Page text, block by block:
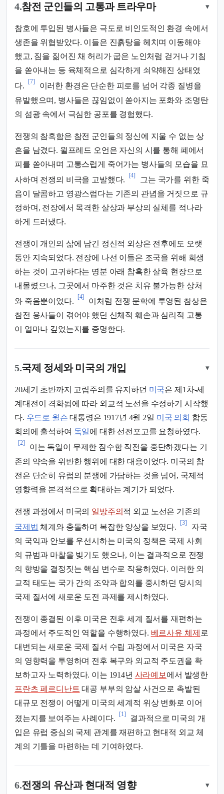
4.참전 군인들의 고통과 트라우마 ▾
참호에 투입된 병사들은 극도로 비인도적인 환경 속에서
생존을 위협받았다. 이들은 진흙탕을 헤치며 이동해야
했고, 짐을 짊어진 채 허리가 굽은 노인처럼 걷거나 기침
을 쏟아내는 등 육체적으로 심각하게 쇠약해진 상태였
다.
[7]
이러한 환경은 단순한 피로를 넘어 각종 질병을
유발했으며, 병사들은 끊임없이 쏟아지는 포화와 조명탄
의 섬광 속에서 극심한 공포를 경험했다.
전쟁의 참혹함은 참전 군인들의 정신에 지울 수 없는 상
흔을 남겼다. 윌프레드 오언은 자신의 시를 통해 폐에서
피를 쏟아내며 고통스럽게 죽어가는 병사들의 모습을 묘
사하며 전쟁의 비극을 고발했다.
[4]
그는 국가를 위한 죽
음이 달콤하고 영광스럽다는 기존의 관념을 거짓으로 규
정하며, 전장에서 목격한 살상과 부상의 실체를 적나라
하게 드러냈다.
전쟁이 개인의 삶에 남긴 정신적 외상은 전후에도 오랫
동안 지속되었다. 전장에 나선 이들은 조국을 위해 희생
하는 것이 고귀하다는 명분 아래 참혹한 살육 현장으로
내몰렸으나, 그곳에서 마주한 것은 치유 불가능한 상처
와 죽음뿐이었다.
[4]
이처럼 전쟁 문학에 투영된 참상은
참전 용사들이 겪어야 했던 신체적 훼손과 심리적 고통
이 얼마나 깊었는지를 증명한다.
5.국제 정세와 미국의 개입 ▾
20세기 초반까지 고립주의를 유지하던 미국은 제1차-세
계대전이 격화됨에 따라 외교적 노선을 수정하기 시작했
다. 우드로 윌슨 대통령은 1917년 4월 2일 미국 의회 합동
회의에 출석하여 독일에 대한 선전포고를 요청하였다.
[2]
이는 독일이 무제한 잠수함 작전을 중단하겠다는 기
존의 약속을 위반한 행위에 대한 대응이었다. 미국의 참
전은 단순히 유럽의 분쟁에 가담하는 것을 넘어, 국제적
영향력을 본격적으로 확대하는 계기가 되었다.
전쟁 과정에서 미국의 일방주의 적 외교 노선은 기존의
국제법 체계와 충돌하며 복잡한 양상을 보였다.
[3]
자국
의 국익과 안보를 우선시하는 미국의 정책은 국제 사회
의 규범과 마찰을 빚기도 했으나, 이는 결과적으로 전쟁
의 향방을 결정짓는 핵심 변수로 작용하였다. 이러한 외
교적 태도는 국가 간의 조약과 합의를 중시하던 당시의
국제 질서에 새로운 도전 과제를 제시하였다.
전쟁이 종결된 이후 미국은 전후 세계 질서를 재편하는
과정에서 주도적인 역할을 수행하였다. 베르사유 체제 로
대변되는 새로운 국제 질서 수립 과정에서 미국은 자국
의 영향력을 투영하며 전후 복구와 외교적 주도권을 확
보하고자 노력하였다. 이는 1914년 사라예보 에서 발생한
프란츠 페르디난트 대공 부부의 암살 사건으로 촉발된
대규모 전쟁이 어떻게 미국의 세계적 위상 변화로 이어
졌는지를 보여주는 사례이다.
[1]
결과적으로 미국의 개
입은 유럽 중심의 국제 관계를 재편하고 현대적 외교 체
계의 기틀을 마련하는 데 기여하였다.
6.전쟁의 유산과 현대적 영향 ▾